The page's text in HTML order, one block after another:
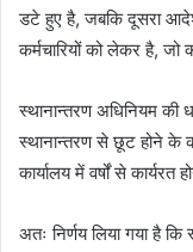
डटे हुए है, जबकि दूसरा आदेश
कर्मचारियों को लेकर है,
स्थानान्तरण अधिनियम की
स्थानान्तरण से छूट होने के
कार्यालय में वर्षों से कार्यरत
अतः निर्णय लिया गया है